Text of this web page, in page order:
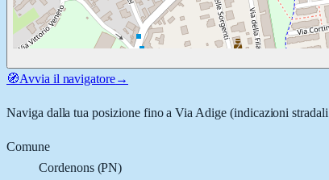
🧭Avvia il navigatore→
Naviga dalla tua posizione fino aVia Adige(indicazioni stradali
Comune
Cordenons(PN)